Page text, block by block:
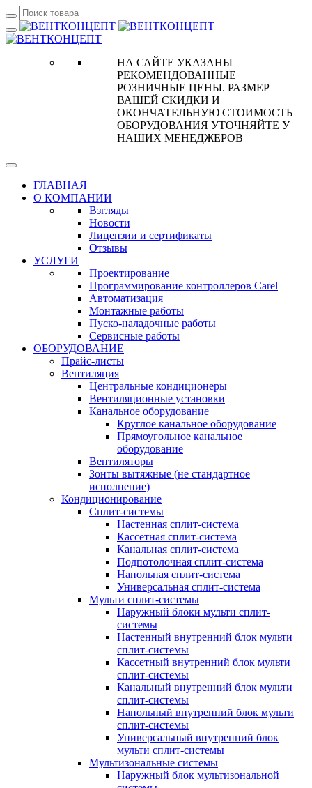
НА САЙТЕ УКАЗАНЫ
РЕКОМЕНДОВАННЫЕ
РОЗНИЧНЫЕ ЦЕНЫ. РАЗМЕР
ВАШЕЙ СКИДКИ И
ОКОНЧАТЕЛЬНУЮ СТОИМОСТЬ
ОБОРУДОВАНИЯ УТОЧНЯЙТЕ У
НАШИХ МЕНЕДЖЕРОВ
ГЛАВНАЯ
О КОМПАНИИ
Взгляды
Новости
Лицензии и сертификаты
Отзывы
УСЛУГИ
Проектирование
Программирование контроллеров Carel
Автоматизация
Монтажные работы
Пуско-наладочные работы
Сервисные работы
ОБОРУДОВАНИЕ
Прайс-листы
Вентиляция
Центральные кондиционеры
Вентиляционные установки
Канальное оборудование
Круглое канальное оборудование
Прямоугольное канальное
оборудование
Вентиляторы
Зонты вытяжные (не стандартное
исполнение)
Кондиционирование
Сплит-системы
Настенная сплит-система
Кассетная сплит-система
Канальная сплит-система
Подпотолочная сплит-система
Напольная сплит-система
Универсальная сплит-система
Мульти сплит-системы
Наружный блоки мульти сплит-
системы
Настенный внутренний блок мульти
сплит-системы
Кассетный внутренний блок мульти
сплит-системы
Канальный внутренний блок мульти
сплит-системы
Напольный внутренний блок мульти
сплит-системы
Универсальный внутренний блок
мульти сплит-системы
Мультизональные системы
Наружный блок мультизональной